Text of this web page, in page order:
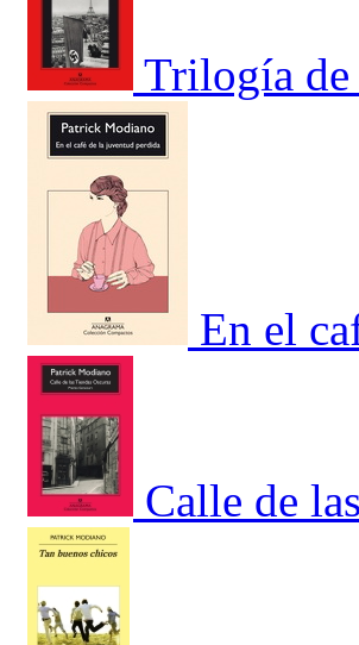
Trilogía
En el
Calle de